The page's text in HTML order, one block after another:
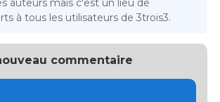
auteurs mais c'est un lieu de
à tous les utilisateurs de 3trois3.
commentaire